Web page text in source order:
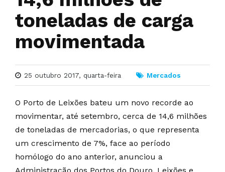
toneladas de carga
movimentada
25 outubro 2017, quarta-feira Mercados
O Porto de Leixões bateu um novo recorde ao
movimentar, até setembro, cerca de 14,6 milhões
de toneladas de mercadorias, o que representa
um crescimento de 7%, face ao período
homólogo do ano anterior, anunciou a